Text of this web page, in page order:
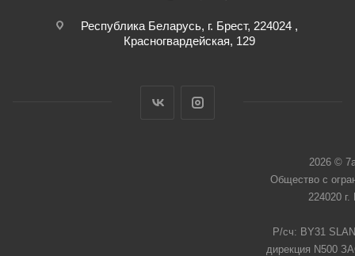
Республика Беларусь, г. Брест, 224024 ,
Красногвардейская, 129
2026 ©
Общество с
224020
Р/сч: BY31
дирекция N500